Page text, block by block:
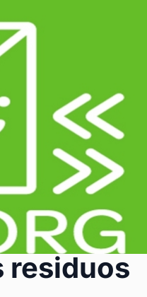
residuos